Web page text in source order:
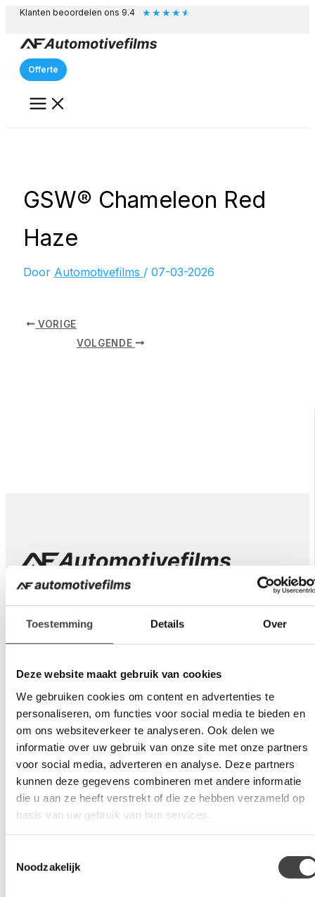
Toestemming Details Over
Deze website maakt gebruik van cookies
We gebruiken cookies om content en advertenties te
personaliseren, om functies voor social media te bieden en
om ons websiteverkeer te analyseren. Ook delen we
informatie over uw gebruik van onze site met onze partners
voor social media, adverteren en analyse. Deze partners
kunnen deze gegevens combineren met andere informatie
die u aan ze heeft verstrekt of die ze hebben verzameld op
basis van uw gebruik van hun services.
Noodzakelijk
inhoud
Klanten beoordelen ons 9.4 ★★★★★
Offerte
GSW® Chameleon Red
Haze
Door Automotivefilms / 07-03-2026
VORIGE
VOLGENDE
door ervaren specialisten.
Diensten
Paint Protection Film (PPF)
Autoruiten blinderen
Veiligheidsfolie autoruiten
Chameleon raamfolie